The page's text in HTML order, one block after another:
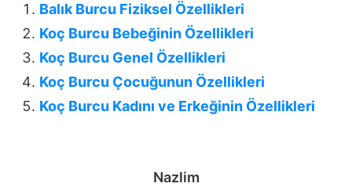
Balık Burcu Fiziksel Özellikleri
Koç Burcu Bebeğinin Özellikleri
Koç Burcu Genel Özellikleri
Koç Burcu Çocuğunun Özellikleri
Koç Burcu Kadını ve Erkeğinin Özellikleri
Nazlim